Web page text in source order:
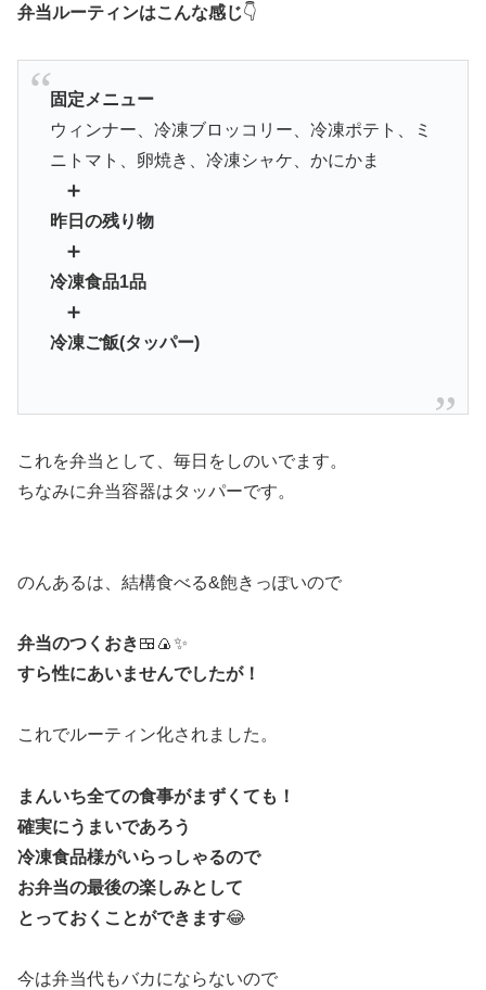
弁当ルーティンはこんな感じ👇
固定メニュー
ウィンナー、冷凍ブロッコリー、冷凍ポテト、ミ
ニトマト、卵焼き、冷凍シャケ、かにかま
➕
昨日の残り物
➕
冷凍食品1品
➕
冷凍ご飯(タッパー)
これを弁当として、毎日をしのいでます。
ちなみに弁当容器はタッパーです。
のんあるは、結構食べる&飽きっぽいので
弁当のつくおき🍱🍙✨
すら性にあいませんでしたが！
これでルーティン化されました。
まんいち全ての食事がまずくても！
確実にうまいであろう
冷凍食品様がいらっしゃるので
お弁当の最後の楽しみとして
とっておくことができます😂
今は弁当代もバカにならないので